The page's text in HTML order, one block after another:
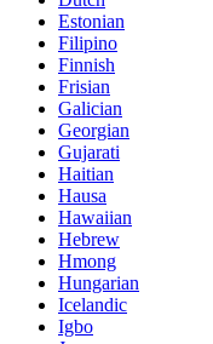
Estonian
Filipino
Finnish
Frisian
Galician
Georgian
Gujarati
Haitian
Hausa
Hawaiian
Hebrew
Hmong
Hungarian
Icelandic
Igbo